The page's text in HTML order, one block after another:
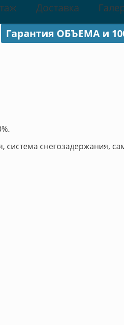
Доставка
Гарантия ОБЪЕМА и
система снегозадержания,